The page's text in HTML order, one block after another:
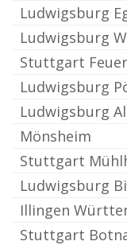
Ludwigsburg
Ludwigsburg
Stuttgart
Ludwigsburg
Ludwigsburg
Mönsheim
Stuttgart
Ludwigsburg
Illingen
Stuttgart